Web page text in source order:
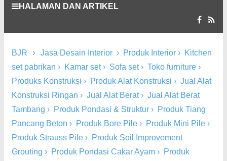
HALAMAN DAN ARTIKEL
BJR › Jasa Desain Interior › Produk Interior › Kitchen
set pabrikan › Kamar set› Sofa set› Toko furniture ›
Produks Konstruksi › Produk Alat Konstruksi › Jual Alat
Konstruksi Ringan › Jual Alat Berat› Jual Alat Berat
Tambang › Produk Pondasi & Struktur › Produk Tiang
Pancang Beton › Produk Bore Pile › Produk Mini Pile ›
Produk Strauss Pile › Produk Soil Improvement
Grouting › Produk Pondasi Cakar Ayam › Produk